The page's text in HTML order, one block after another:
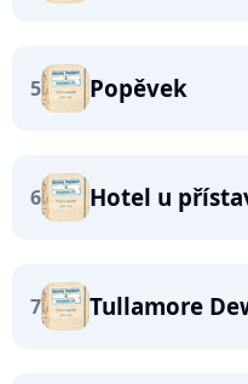
5 Popěvek
6 Hotel u
7 Tullamore